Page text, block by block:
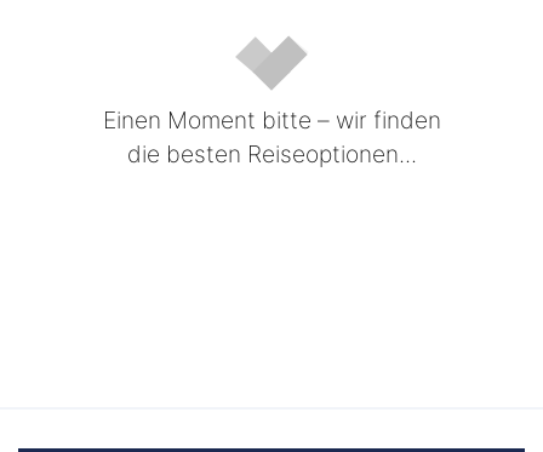
Einen Moment bitte – wir finden
die besten Reiseoptionen...